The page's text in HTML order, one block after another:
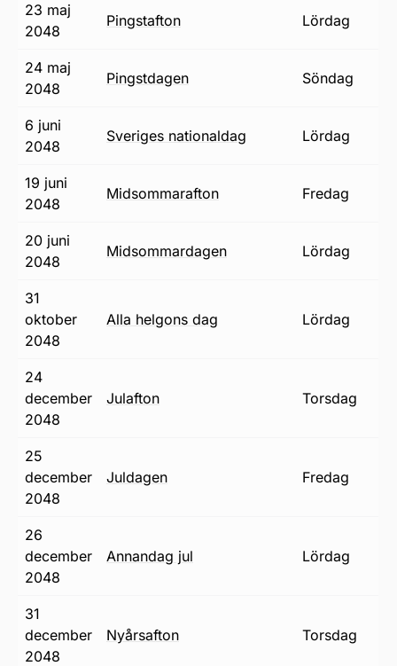
23 maj
2048
pingstafton lördag
24 maj
2048
pingstdagen söndag
6 juni
2048
Sveriges nationaldag lördag
19 juni
2048
midsommarafton fredag
20 juni
2048
midsommardagen lördag
31
oktober
2048
alla helgons dag lördag
24
december
2048
julafton torsdag
25
december
2048
juldagen fredag
26
december
2048
annandag jul lördag
31
december
2048
nyårsafton torsdag